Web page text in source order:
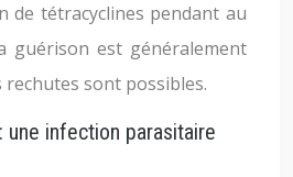
de tétracyclines pendant au
guérison est généralement
rechutes sont possibles.
une infection parasitaire